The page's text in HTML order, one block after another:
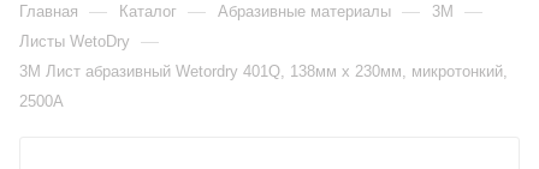
Главная — Каталог — Абразивные материалы — 3M —
Листы WetoDry —
3M Лист абразивный Wetordry 401Q, 138мм х 230мм, микротонкий,
2500A